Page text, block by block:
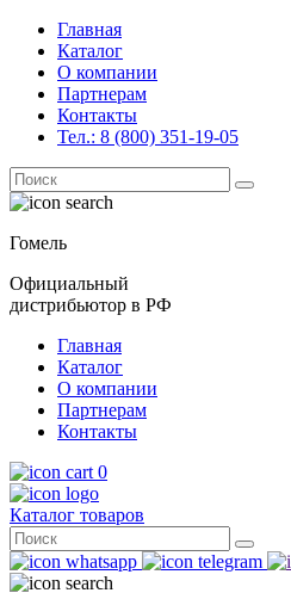
Главная
Каталог
О компании
Партнерам
Контакты
Тел.: 8 (800) 351-19-05
Поиск
for:
Гомель
Официальный
дистрибьютор в РФ
Главная
Каталог
О компании
Партнерам
Контакты
0
Каталог товаров
Поиск
for: